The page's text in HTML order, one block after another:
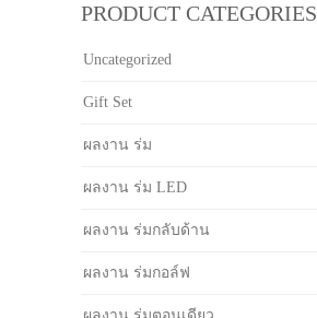
PRODUCT CATEGORIES
Uncategorized
Gift Set
ผลงาน ร่ม
ผลงาน ร่ม LED
ผลงาน ร่มกลับด้าน
ผลงาน ร่มกอล์ฟ